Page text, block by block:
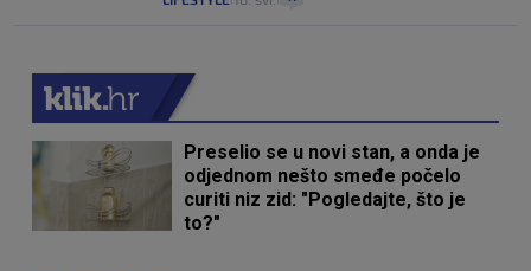
Preselio se u novi stan, a onda je
odjednom nešto smeđe počelo
curiti niz zid: "Pogledajte, što je
to?"